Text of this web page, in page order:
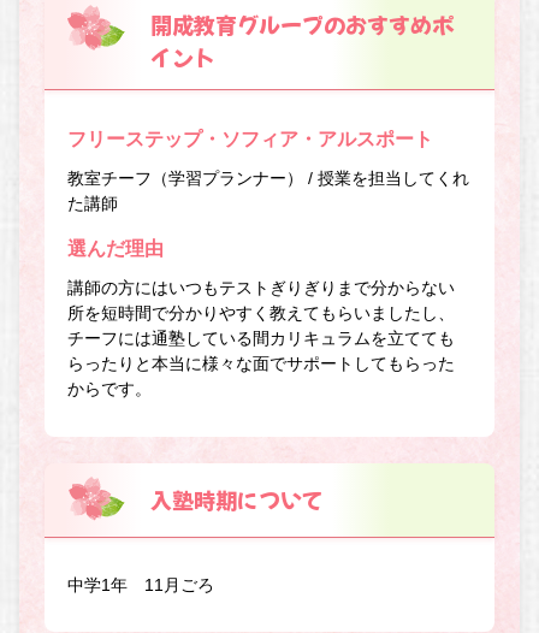
開成教育グループのおすすめポ
イント
フリーステップ・ソフィア・アルスポート
教室チーフ（学習プランナー） / 授業を担当してくれ
た講師
選んだ理由
講師の方にはいつもテストぎりぎりまで分からない
所を短時間で分かりやすく教えてもらいましたし、
チーフには通塾している間カリキュラムを立てても
らったりと本当に様々な面でサポートしてもらった
からです。
入塾時期について
中学1年 11月ごろ